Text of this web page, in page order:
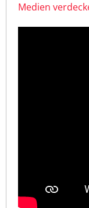
Medien